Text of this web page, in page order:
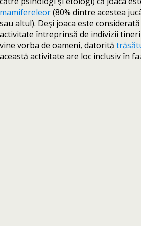
mamifereleor(80% dintre acestea
sau altul). Deşi joaca este
activitate întreprinsă de indivizii tineri
vine vorba de oameni, datorită
această activitate are loc inclusiv în